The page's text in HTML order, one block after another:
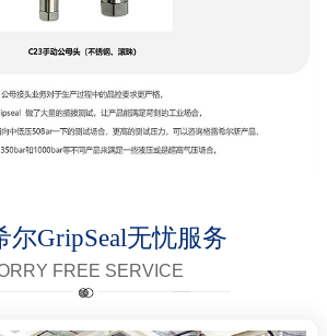
尔GripSeal无忧服务
FREE SERVICE